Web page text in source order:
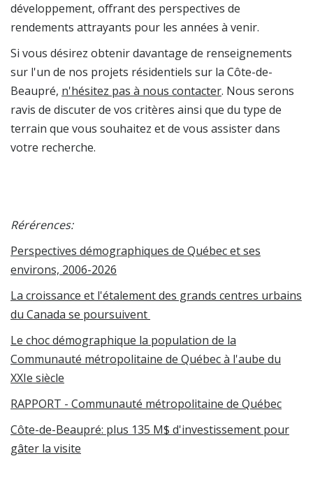
développement, offrant des perspectives de
rendements attrayants pour les années à venir.
Si vous désirez obtenir davantage de renseignements
sur l'un de nos projets résidentiels sur la Côte-de-
Beaupré, n'hésitez pas à nous contacter. Nous serons
ravis de discuter de vos critères ainsi que du type de
terrain que vous souhaitez et de vous assister dans
votre recherche.
Rérérences:
Perspectives démographiques de Québec et ses
environs, 2006-2026
La croissance et l'étalement des grands centres urbains
du Canada se poursuivent
Le choc démographique la population de la
Communauté métropolitaine de Québec à l'aube du
XXIe siècle
RAPPORT - Communauté métropolitaine de Québec
Côte-de-Beaupré: plus 135 M$ d'investissement pour
gâter la visite